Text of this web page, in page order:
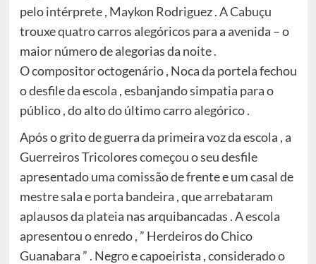
pelo intérprete , Maykon Rodriguez . A Cabuçu
trouxe quatro carros alegóricos para a avenida – o
maior número de alegorias da noite .
O compositor octogenário , Noca da portela fechou
o desfile da escola , esbanjando simpatia para o
público , do alto do último carro alegórico .
Após o grito de guerra da primeira voz da escola , a
Guerreiros Tricolores começou o seu desfile
apresentado uma comissão de frente e um casal de
mestre sala e porta bandeira , que arrebataram
aplausos da plateia nas arquibancadas . A escola
apresentou o enredo , ” Herdeiros do Chico
Guanabara ” . Negro e capoeirista , considerado o